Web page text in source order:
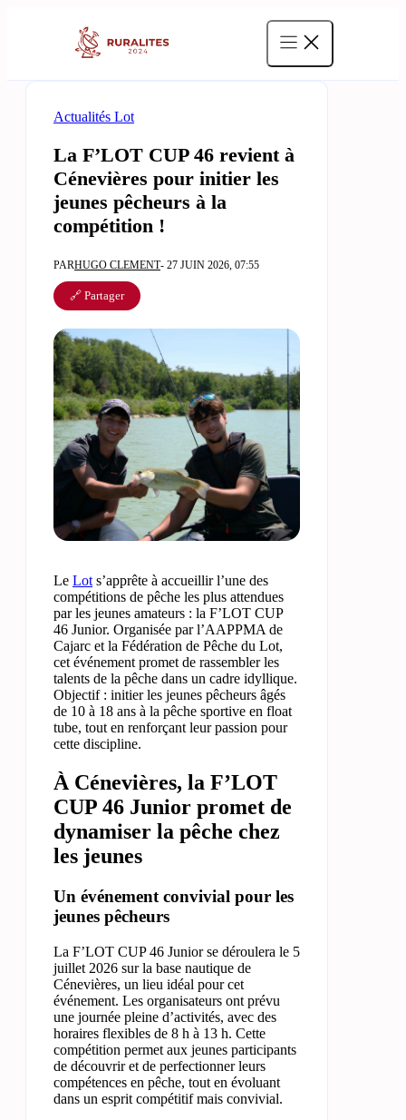
Actualités Lot
La F’LOT CUP 46 revient à
Cénevières pour initier les
jeunes pêcheurs à la
compétition !
PARHUGO CLEMENT- 27 JUIN 2026, 07:55
🔗 Partager
Le Lot s’apprête à accueillir l’une des
compétitions de pêche les plus attendues
par les jeunes amateurs : la F’LOT CUP
46 Junior. Organisée par l’AAPPMA de
Cajarc et la Fédération de Pêche du Lot,
cet événement promet de rassembler les
talents de la pêche dans un cadre idyllique.
Objectif : initier les jeunes pêcheurs âgés
de 10 à 18 ans à la pêche sportive en float
tube, tout en renforçant leur passion pour
cette discipline.
À Cénevières, la F’LOT
CUP 46 Junior promet de
dynamiser la pêche chez
les jeunes
Un événement convivial pour les
jeunes pêcheurs
La F’LOT CUP 46 Junior se déroulera le 5
juillet 2026 sur la base nautique de
Cénevières, un lieu idéal pour cet
événement. Les organisateurs ont prévu
une journée pleine d’activités, avec des
horaires flexibles de 8 h à 13 h. Cette
compétition permet aux jeunes participants
de découvrir et de perfectionner leurs
compétences en pêche, tout en évoluant
dans un esprit compétitif mais convivial.